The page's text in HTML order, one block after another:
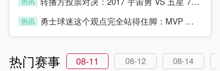
热讯
勇士球迷这个观点完全站得住脚：MVP 候选是常规赛个人荣誉，
热门赛事 08-11 08-12
08-14